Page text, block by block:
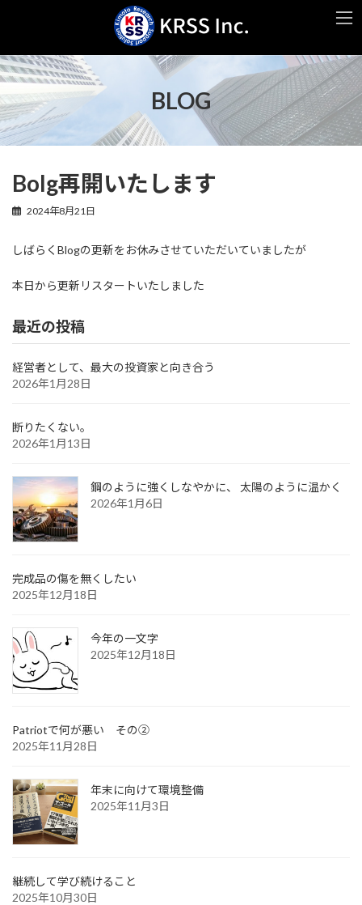
ン
ツ
ス
キ
ッ
ー
シ
ン
に
移
BLOG
Bolg再開いたします
2024年8月21日
しばらくBlogの更新をお休みさせていただいていましたが
本日から更新リスタートいたしました
最近の投稿
経営者として、最大の投資家と向き合う
2026年1月28日
断りたくない。
2026年1月13日
鋼のように強くしなやかに、 太陽のように温かく
2026年1月6日
完成品の傷を無くしたい
2025年12月18日
今年の一文字
2025年12月18日
Patriotで何が悪い その②
2025年11月28日
年末に向けて環境整備
2025年11月3日
継続して学び続けること
2025年10月30日